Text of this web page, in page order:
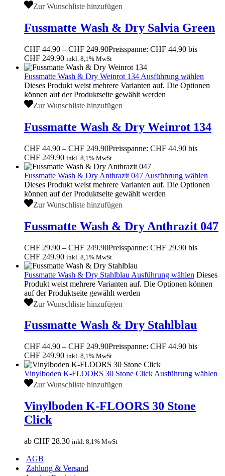
Zur Wunschliste hinzufügen
Fussmatte Wash & Dry Salvia Green
CHF 44.90 – CHF 249.90Preisspanne: CHF 44.90 bis
CHF 249.90 inkl. 8,1% MwSt
Fussmatte Wash & Dry Weinrot 134 Ausführung wählen
Dieses Produkt weist mehrere Varianten auf. Die Optionen
können auf der Produktseite gewählt werden
Zur Wunschliste hinzufügen
Fussmatte Wash & Dry Weinrot 134
CHF 44.90 – CHF 249.90Preisspanne: CHF 44.90 bis
CHF 249.90 inkl. 8,1% MwSt
Fussmatte Wash & Dry Anthrazit 047 Ausführung wählen
Dieses Produkt weist mehrere Varianten auf. Die Optionen
können auf der Produktseite gewählt werden
Zur Wunschliste hinzufügen
Fussmatte Wash & Dry Anthrazit 047
CHF 29.90 – CHF 249.90Preisspanne: CHF 29.90 bis
CHF 249.90 inkl. 8,1% MwSt
Fussmatte Wash & Dry Stahlblau Ausführung wählen Dieses
Produkt weist mehrere Varianten auf. Die Optionen können
auf der Produktseite gewählt werden
Zur Wunschliste hinzufügen
Fussmatte Wash & Dry Stahlblau
CHF 44.90 – CHF 249.90Preisspanne: CHF 44.90 bis
CHF 249.90 inkl. 8,1% MwSt
Vinylboden K-FLOORS 30 Stone Click Ausführung wählen
Zur Wunschliste hinzufügen
Vinylboden K-FLOORS 30 Stone
Click
ab CHF 28.30 inkl. 8,1% MwSt
AGB
Zahlung & Versand